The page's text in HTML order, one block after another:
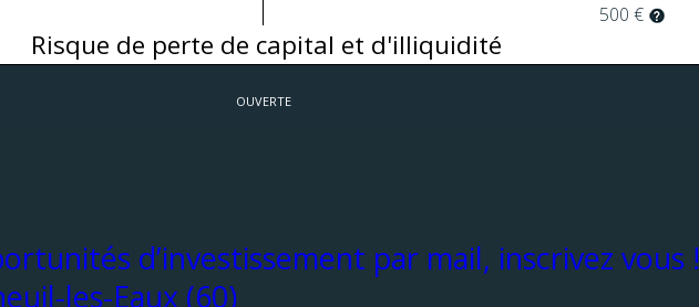
500 €
Risque de perte de capital et d'illiquidité
OUVERTE
d’investissement par mail, inscrivez vous !